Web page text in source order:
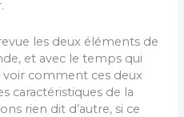
les deux éléments de
et avec le temps qui
voir comment ces deux
caractéristiques de la
rien dit d’autre, si ce